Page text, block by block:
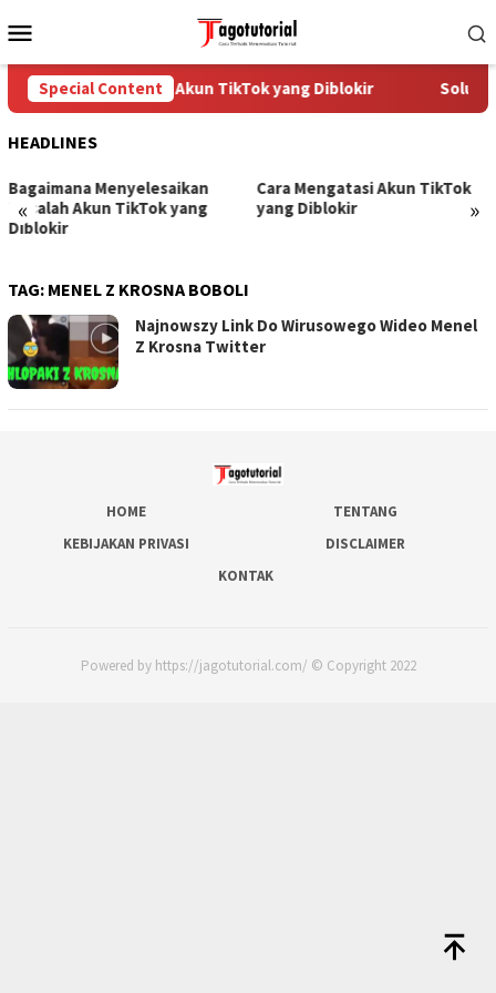
to
Menu
Special Content
Cara Mengatasi Akun TikTok yang Diblokir Solusi
HEADLINES
« »
Bagaimana Menyelesaikan
Masalah Akun TikTok yang
Diblokir
Cara Mengatasi Akun TikTok
yang Diblokir
TAG: MENEL Z KROSNA BOBOLI
Najnowszy Link Do Wirusowego Wideo Menel
Z Krosna Twitter
HOME
TENTANG
KEBIJAKAN PRIVASI
DISCLAIMER
KONTAK
Powered by https://jagotutorial.com/ © Copyright 2022